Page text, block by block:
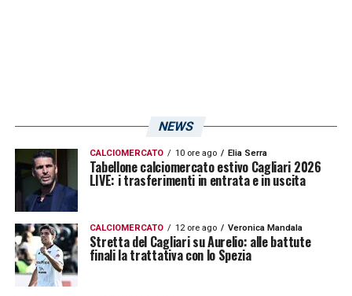
NEWS
CALCIOMERCATO 10 ore ago Elia Serra
Tabellone calciomercato estivo Cagliari 2026
LIVE: i trasferimenti in entrata e in uscita
CALCIOMERCATO 12 ore ago Veronica Mandala
Stretta del Cagliari su Aurelio: alle battute
finali la trattativa con lo Spezia